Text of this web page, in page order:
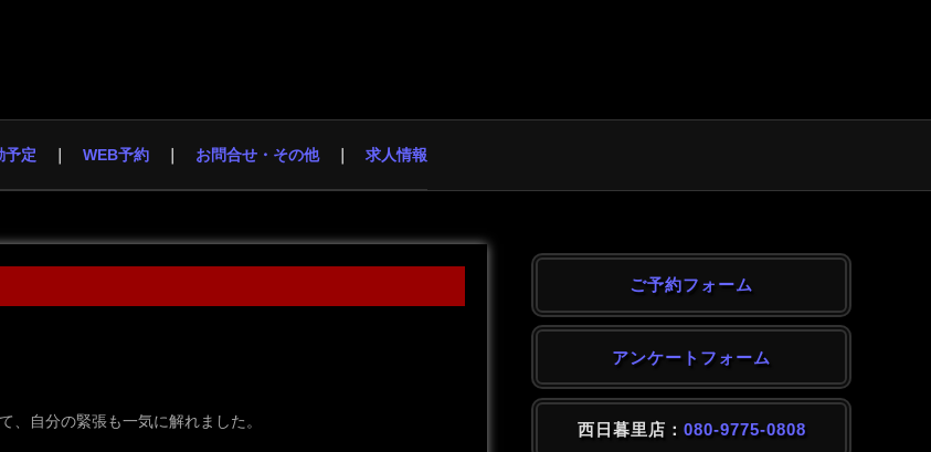
予定 WEB予約 お問合せ・その他 求人情報
、自分の緊張も一気に解れました。
ご予約フォーム
アンケートフォーム
西日暮里店： 080-9775-0808